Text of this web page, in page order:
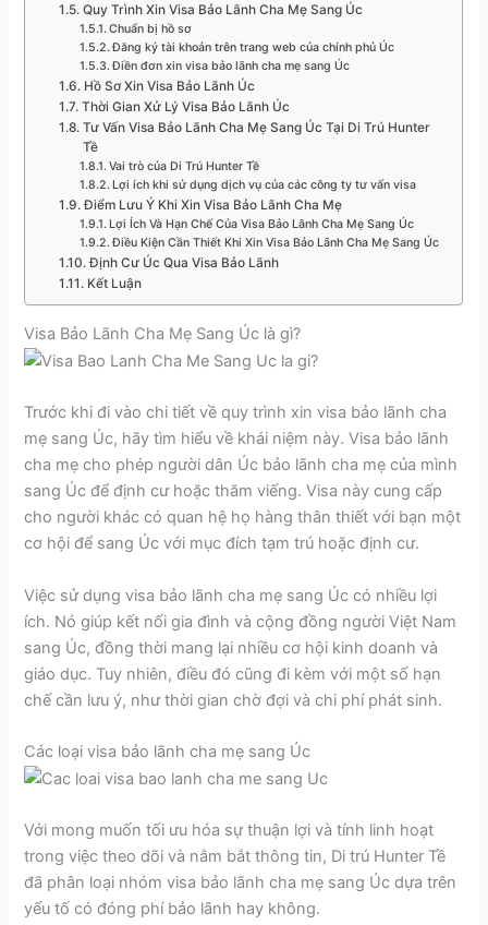
Quy Trình Xin Visa Bảo Lãnh Cha Mẹ Sang Úc
Chuẩn bị hồ sơ
Đăng ký tài khoản trên trang web của chính phủ Úc
Điền đơn xin visa bảo lãnh cha mẹ sang Úc
Hồ Sơ Xin Visa Bảo Lãnh Úc
Thời Gian Xử Lý Visa Bảo Lãnh Úc
Tư Vấn Visa Bảo Lãnh Cha Mẹ Sang Úc Tại Di Trú Hunter
Tề
Vai trò của Di Trú Hunter Tề
Lợi ích khi sử dụng dịch vụ của các công ty tư vấn visa
Điểm Lưu Ý Khi Xin Visa Bảo Lãnh Cha Mẹ
Lợi Ích Và Hạn Chế Của Visa Bảo Lãnh Cha Mẹ Sang Úc
Điều Kiện Cần Thiết Khi Xin Visa Bảo Lãnh Cha Mẹ Sang Úc
Định Cư Úc Qua Visa Bảo Lãnh
Kết Luận
Visa Bảo Lãnh Cha Mẹ Sang Úc là gì?
Trước khi đi vào chi tiết về quy trình xin visa bảo lãnh cha
mẹ sang Úc, hãy tìm hiểu về khái niệm này. Visa bảo lãnh
cha mẹ cho phép người dân Úc bảo lãnh cha mẹ của mình
sang Úc để định cư hoặc thăm viếng. Visa này cung cấp
cho người khác có quan hệ họ hàng thân thiết với bạn một
cơ hội để sang Úc với mục đích tạm trú hoặc định cư.
Việc sử dụng visa bảo lãnh cha mẹ sang Úc có nhiều lợi
ích. Nó giúp kết nối gia đình và cộng đồng người Việt Nam
sang Úc, đồng thời mang lại nhiều cơ hội kinh doanh và
giáo dục. Tuy nhiên, điều đó cũng đi kèm với một số hạn
chế cần lưu ý, như thời gian chờ đợi và chi phí phát sinh.
Các loại visa bảo lãnh cha mẹ sang Úc
Với mong muốn tối ưu hóa sự thuận lợi và tính linh hoạt
trong việc theo dõi và nắm bắt thông tin, Di trú Hunter Tề
đã phân loại nhóm visa bảo lãnh cha mẹ sang Úc dựa trên
yếu tố có đóng phí bảo lãnh hay không.